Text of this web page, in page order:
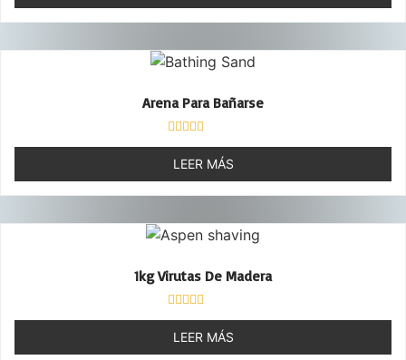
de
5
Arena Para Bañarse
Valorado
con
de
5
LEER MÁS
1kg Virutas De Madera
Valorado
con
de
LEER MÁS